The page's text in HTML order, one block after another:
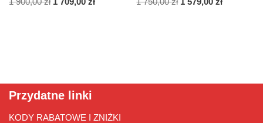
Przydatne linki
KODY RABATOWE I ZNIŻKI